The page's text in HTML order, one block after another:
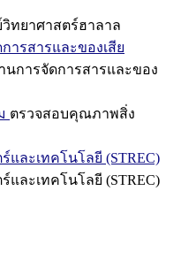
ทยาศาสตร์ฮาลาล
ารสารและของเสีย
นการจัดการสารและของ
ตรวจสอบคุณภาพสิ่ง
และเทคโนโลยี (STREC)
และเทคโนโลยี (STREC)